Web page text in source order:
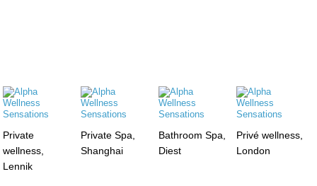
Private
wellness,
Lennik
Private Spa,
Shanghai
Bathroom Spa,
Diest
Privé wellness,
London